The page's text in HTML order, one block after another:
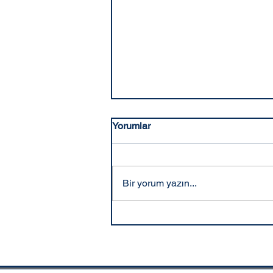
Yorumlar
Bir yorum yazın...